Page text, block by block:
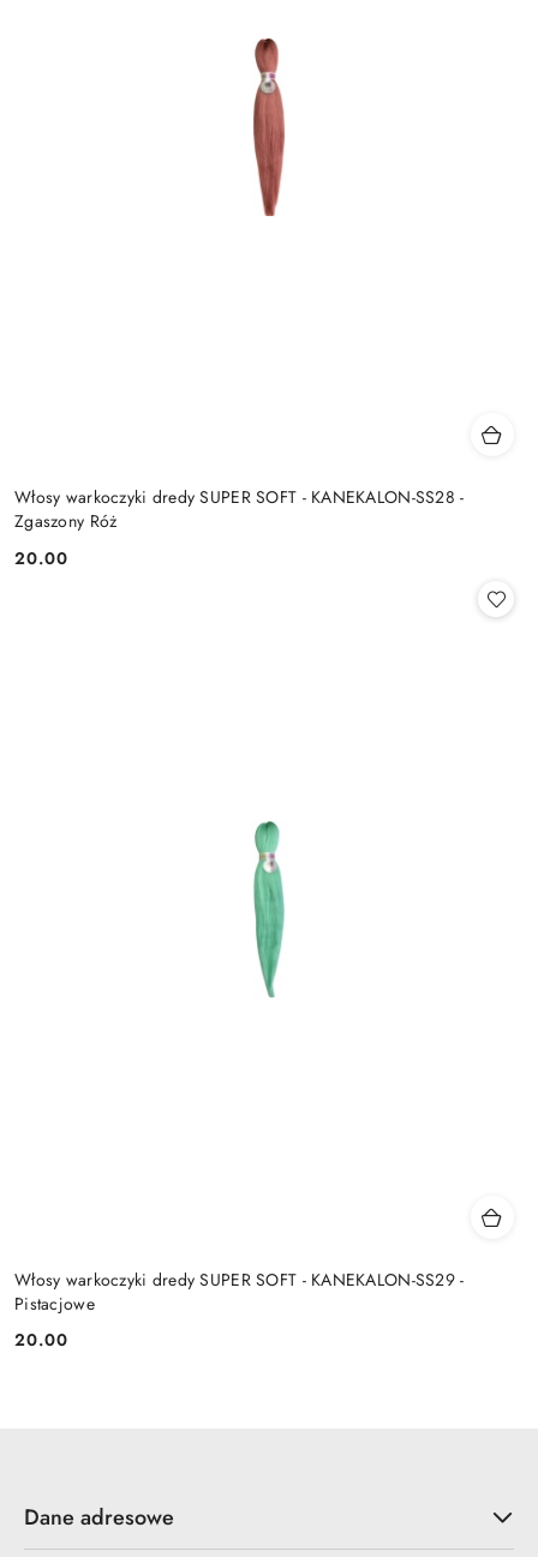
Włosy warkoczyki dredy SUPER SOFT - KANEKALON-SS28 -
Zgaszony Róż
Cena:
20.00
Włosy warkoczyki dredy SUPER SOFT - KANEKALON-SS29 -
Pistacjowe
Cena:
20.00
Dane adresowe